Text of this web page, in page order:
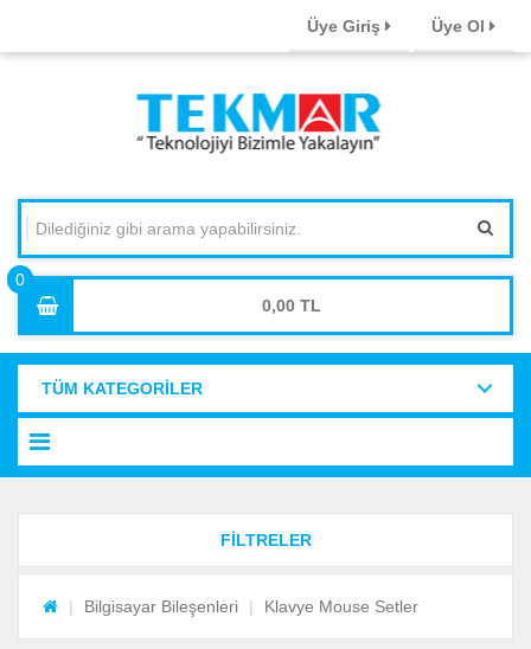
Üye Giriş Üye Ol
0,00
TÜM KATEGORİLER
FİLTRELER
Bilgisayar Bileşenleri Klavye Mouse Setler